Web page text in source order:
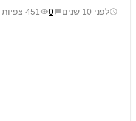
לפני 10 שנים 0 451 צפיות